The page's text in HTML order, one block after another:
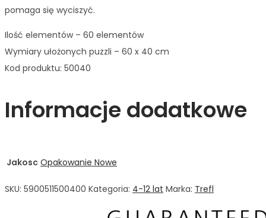
pomaga się wyciszyć.
Ilość elementów – 60 elementów
Wymiary ułożonych puzzli – 60 x 40 cm
Kod produktu: 50040
Informacje dodatkowe
Jakosc Opakowanie Nowe
SKU: 5900511500400 Kategoria: 4-12 lat Marka: Trefl